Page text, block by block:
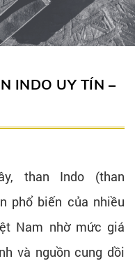
INDO UY TÍN –
than Indo (than
phổ biến của nhiều
Nam nhờ mức giá
và nguồn cung dồi